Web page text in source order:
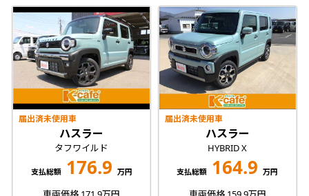
届出済未使用車
ハスラー
タフワイルド
支払総額 176.9 万円
届出済未使用車
ハスラー
HYBRID X
支払総額 164.9 万円